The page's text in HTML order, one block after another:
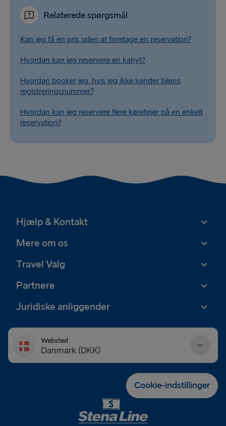
Relaterede spørgsmål
Kan jeg få en pris uden at foretage en reservation?
Hvordan kan jeg reservere en kahyt?
Hvordan booker jeg, hvis jeg ikke kender bilens
registreringsnummer?
Hvordan kan jeg reservere flere køretøjer på en enkelt
reservation?
Hjælp & Kontakt
Mere om os
Travel Valg
Partnere
Juridiske anliggender
Websted
Danmark (DKK)
Cookie-indstillinger